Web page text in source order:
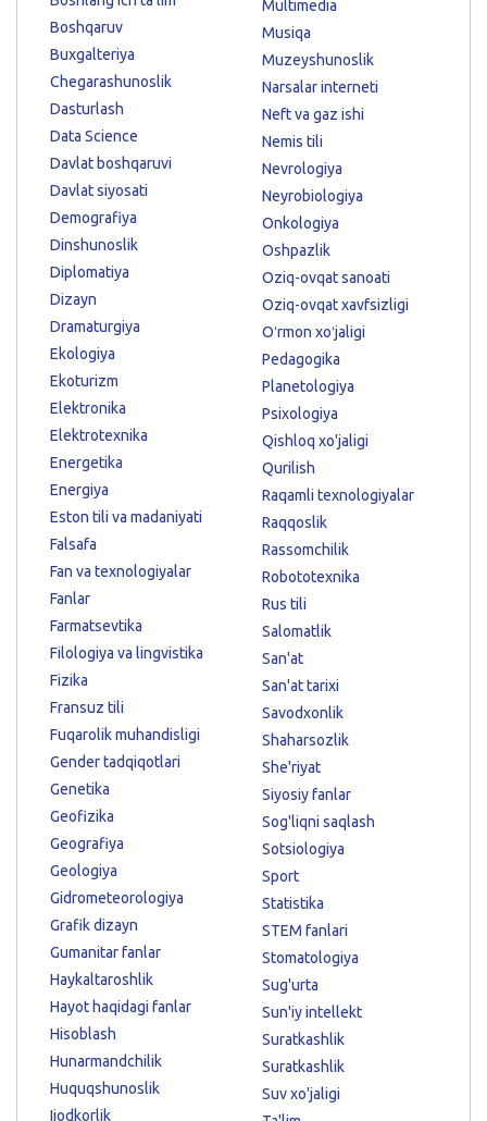
Boshqaruv
Buxgalteriya
Chegarashunoslik
Dasturlash
Data Science
Davlat boshqaruvi
Davlat siyosati
Demografiya
Dinshunoslik
Diplomatiya
Dizayn
Dramaturgiya
Ekologiya
Ekoturizm
Elektronika
Elektrotexnika
Energetika
Energiya
Eston tili va madaniyati
Falsafa
Fan va texnologiyalar
Fanlar
Farmatsevtika
Filologiya va lingvistika
Fizika
Fransuz tili
Fuqarolik muhandisligi
Gender tadqiqotlari
Genetika
Geofizika
Geografiya
Geologiya
Gidrometeorologiya
Grafik dizayn
Gumanitar fanlar
Haykaltaroshlik
Hayot haqidagi fanlar
Hisoblash
Hunarmandchilik
Huquqshunoslik
Ijodkorlik
Multimedia
Musiqa
Muzeyshunoslik
Narsalar interneti
Neft va gaz ishi
Nemis tili
Nevrologiya
Neyrobiologiya
Onkologiya
Oshpazlik
Oziq-ovqat sanoati
Oziq-ovqat xavfsizligi
Oʻrmon xoʻjaligi
Pedagogika
Planetologiya
Psixologiya
Qishloq xo'jaligi
Qurilish
Raqamli texnologiyalar
Raqqoslik
Rassomchilik
Robototexnika
Rus tili
Salomatlik
San'at
San'at tarixi
Savodxonlik
Shaharsozlik
She'riyat
Siyosiy fanlar
Sog'liqni saqlash
Sotsiologiya
Sport
Statistika
STEM fanlari
Stomatologiya
Sug'urta
Sun'iy intellekt
Suratkashlik
Suratkashlik
Suv xo'jaligi